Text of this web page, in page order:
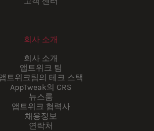
회사 소개
회사 소개
앱트위크 팀
트위크팀의 테크 스택
AppTweak의 CRS
뉴스룸
앱트위크 협력사
채용정보
연락처